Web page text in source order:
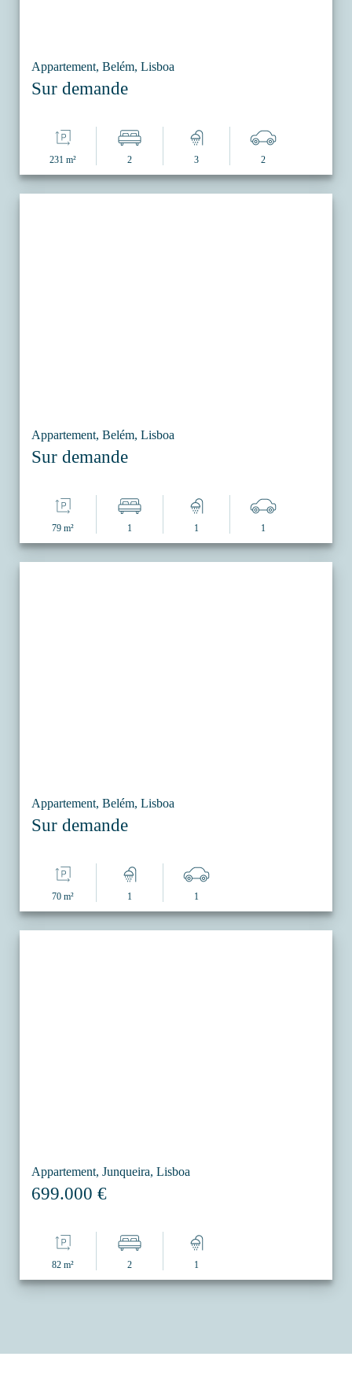
Appartement, Belém, Lisboa
Sur demande
231 m² 2 3 2
Appartement, Belém, Lisboa
Sur demande
79 m² 1 1 1
Appartement, Belém, Lisboa
Sur demande
70 m² 1 1
Appartement, Junqueira, Lisboa
699.000 €
82 m² 2 1